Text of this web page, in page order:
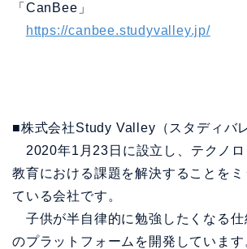
「CanBee」
https://canbee.studyvalley.jp/
■株式会社Study Valley（スタディバ
2020年1月23日に設立し、テクノロ
教育における課題を解決することを
ている会社です。
子供が半自律的に勉強したくなる仕
のプラットフォームを開発していま